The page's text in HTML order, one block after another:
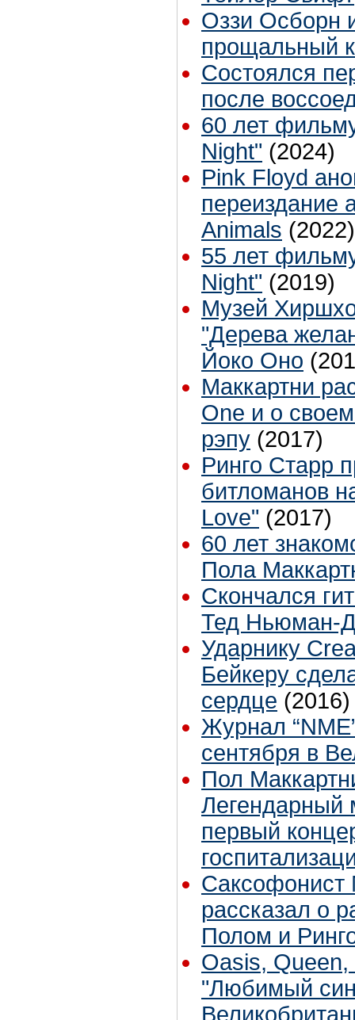
Оззи Осборн
прощальный
Состоялся
после
60 лет
Night" (2024)
Pink Floyd
переиздание
Animals (2022)
55 лет
Night" (2019)
Музей
"Дерева
Йоко Оно
Маккартни
One и о
рэпу (2017)
Ринго Старр
битломанов
Love" (2017)
60 лет
Пола
Скончался
Тед Ньюман-
Ударнику
Бейкеру
сердце (2016)
Журнал
сентября в
Пол
Легендарный
первый
Саксофонист
рассказал о
Полом и
Oasis,
"Любимый